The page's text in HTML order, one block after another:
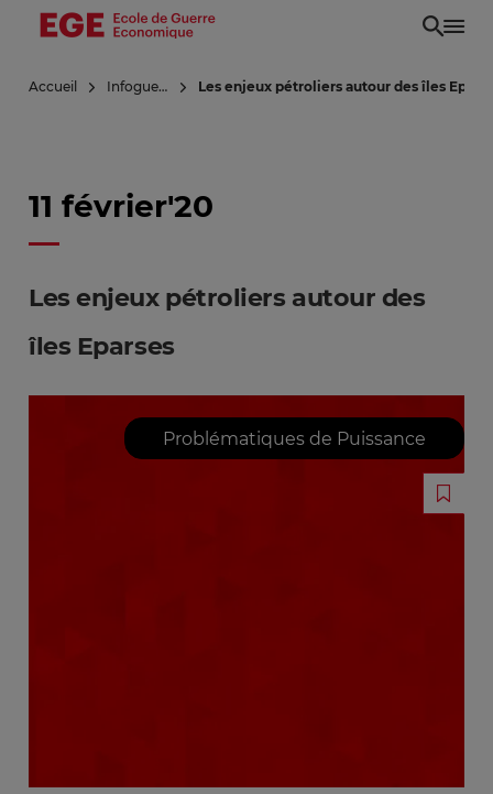
Aller
principal
Accueil Infoguerre Les enjeux pétroliers autour des îles
11 février'20
Les enjeux pétroliers autour des
îles Eparses
Problématiques de Puissance